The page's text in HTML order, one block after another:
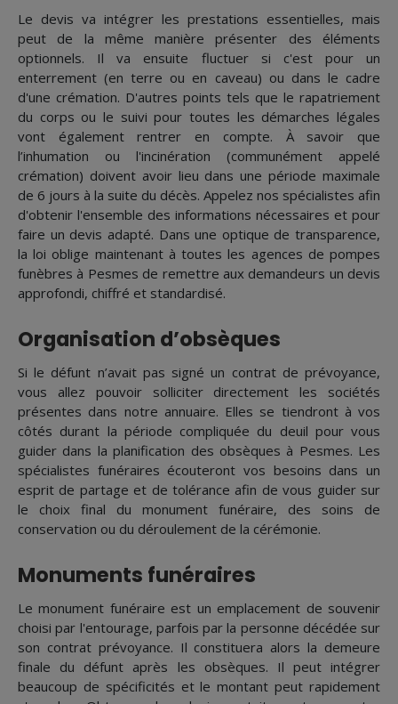
Le devis va intégrer les prestations essentielles, mais
peut de la même manière présenter des éléments
optionnels. Il va ensuite fluctuer si c'est pour un
enterrement (en terre ou en caveau) ou dans le cadre
d'une crémation. D'autres points tels que le rapatriement
du corps ou le suivi pour toutes les démarches légales
vont également rentrer en compte. À savoir que
l’inhumation ou l'incinération (communément appelé
crémation) doivent avoir lieu dans une période maximale
de 6 jours à la suite du décès. Appelez nos spécialistes afin
d'obtenir l'ensemble des informations nécessaires et pour
faire un devis adapté. Dans une optique de transparence,
la loi oblige maintenant à toutes les agences de pompes
funèbres à Pesmes de remettre aux demandeurs un devis
approfondi, chiffré et standardisé.
Organisation d’obsèques
Si le défunt n’avait pas signé un contrat de prévoyance,
vous allez pouvoir solliciter directement les sociétés
présentes dans notre annuaire. Elles se tiendront à vos
côtés durant la période compliquée du deuil pour vous
guider dans la planification des obsèques à Pesmes. Les
spécialistes funéraires écouteront vos besoins dans un
esprit de partage et de tolérance afin de vous guider sur
le choix final du monument funéraire, des soins de
conservation ou du déroulement de la cérémonie.
Monuments funéraires
Le monument funéraire est un emplacement de souvenir
choisi par l'entourage, parfois par la personne décédée sur
son contrat prévoyance. Il constituera alors la demeure
finale du défunt après les obsèques. Il peut intégrer
beaucoup de spécificités et le montant peut rapidement